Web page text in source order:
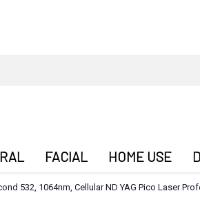
FACIAL HOME USE
532, 1064nm, Cellular ND YAG Pico Laser